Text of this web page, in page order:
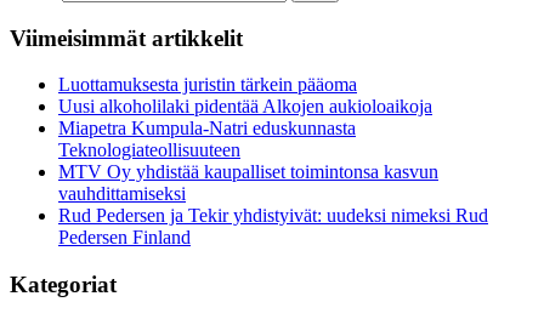
Viimeisimmät artikkelit
Luottamuksesta juristin tärkein pääoma
Uusi alkoholilaki pidentää Alkojen aukioloaikoja
Miapetra Kumpula-Natri eduskunnasta
Teknologiateollisuuteen
MTV Oy yhdistää kaupalliset toimintonsa kasvun
vauhdittamiseksi
Rud Pedersen ja Tekir yhdistyivät: uudeksi nimeksi Rud
Pedersen Finland
Kategoriat